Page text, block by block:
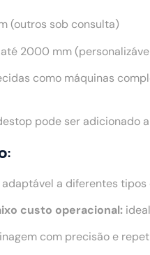
(outros sob consulta)
2000 mm
como máquinas
pode ser adicionado
adaptável a diferentes
custo operacional:
com precisão e